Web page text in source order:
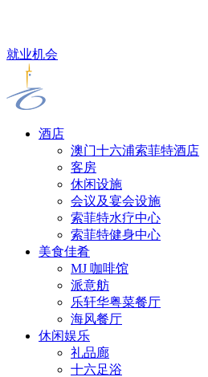
就业机会
酒店
澳门十六浦索菲特酒店
客房
休闲设施
会议及宴会设施
索菲特水疗中心
索菲特健身中心
美食佳肴
MJ 咖啡馆
派意舫
乐轩华粤菜餐厅
海风餐厅
休闲娱乐
礼品廊
十六足浴